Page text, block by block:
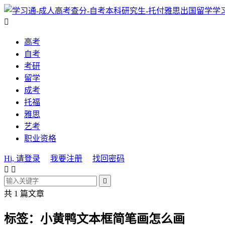
学

高考
自考
考研
留学
成考
托福
雅思
艺考
职业资格
Hi, 请登录 我要注册
找回密码
 

共 1 篇文章
标签：小黄鸭文本框简笔画怎么画